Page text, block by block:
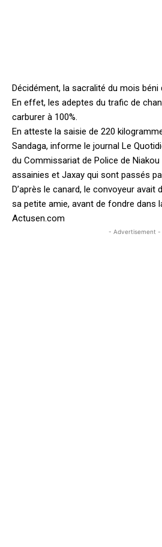
Décidément, la sacralité du mois béni
En effet, les adeptes du trafic de
carburer à 100%.
En atteste la saisie de 220
Sandaga, informe le journal Le
du Commissariat de Police de Niakou
assainies et Jaxay qui sont passés
D’après le canard, le convoyeur avait
sa petite amie, avant de fondre dans
Actusen.com
- Advertisement -